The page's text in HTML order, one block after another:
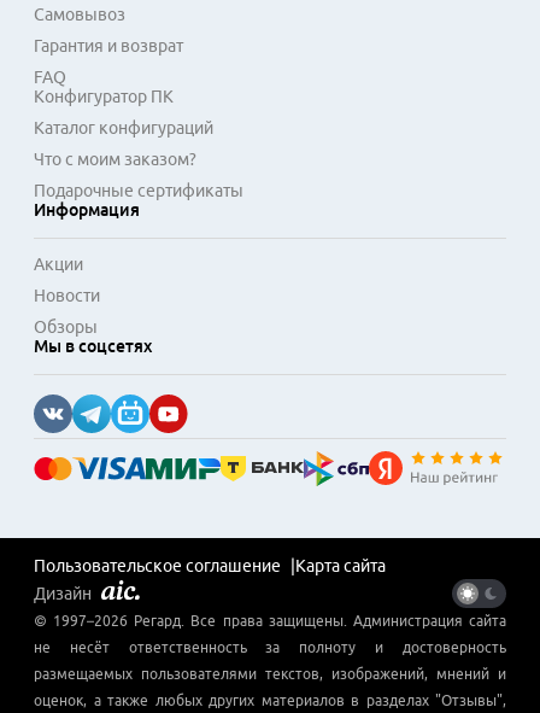
Самовывоз
Гарантия и возврат
FAQ
Конфигуратор ПК
Каталог конфигураций
Что с моим заказом?
Подарочные сертификаты
Информация
Акции
Новости
Обзоры
Мы в соцсетях
Пользовательское соглашение
Карта сайта
Дизайн
© 1997–2026 Регард . Все права защищены. Администрация сайта
не несёт ответственность за полноту и достоверность
размещаемых пользователями текстов, изображений, мнений и
оценок, а также любых других материалов в разделах "Отзывы",